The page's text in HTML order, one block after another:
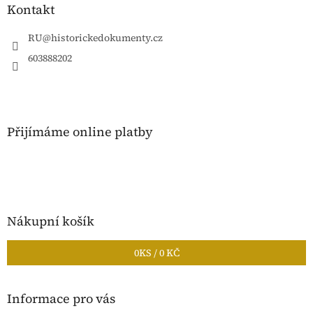
Kontakt
RU@historickedokumenty.cz
603888202
Přijímáme online platby
Nákupní košík
0KS /0 KČ
Informace pro vás